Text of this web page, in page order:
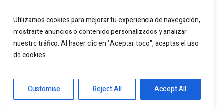
Utilizamos cookies para mejorar tu experiencia de navegación,
mostrarte anuncios o contenido personalizados y analizar
nuestro tráfico. Al hacer clic en "Aceptar todo", aceptas el uso
de cookies.
Customise Reject All Accept All
Tempore del COMISCA para el periodo enero-junio
del presente año. Durante este foro regional, la Dra.
María del Carmen Calle – ORAS CONHU, Secretaría
Ejecutiva – presentó los resultados de la
“Fortalecimiento del diagnóstico de laboratorio de
Tuberculosis en la Región de las Américas”. Por